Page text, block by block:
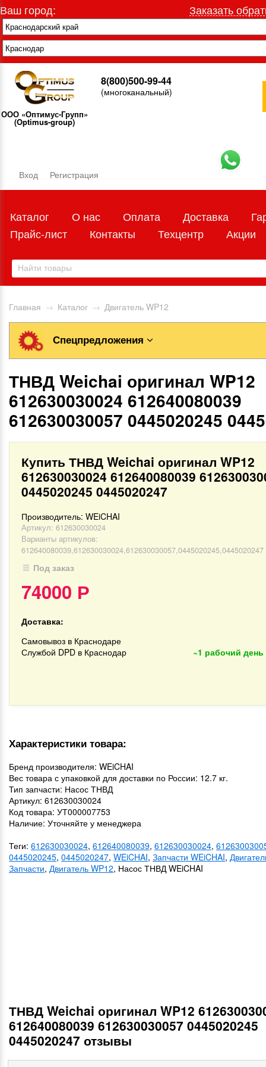
Ваш город: Заказать
ООО «Оптимус-Групп»
(Optimus-group)
8(800)500-99-44
(многоканальный)
Вход Регистрация
Каталог О нас Оплата Доставка
Прайс-лист
Контакты Техцентр Акции
Главная → Каталог → Двигатель WP12
Спецпредложения
ТНВД Weichai оригинал WP12
612630030024 612640080039
612630030057 0445020245
Купить ТНВД Weichai оригинал WP12
612630030024 612640080039
0445020245 0445020247
Производитель: WEiCHAI
Артикул: 612630030024
Варианты артикулов:
612640080039,612630030024,612630030057,0445020245,0445020247
Под заказ
74000 Р
Доставка:
Самовывоз в Краснодаре
Службой DPD в Краснодар
~1 рабочий день
Характеристики товара:
Бренд производителя: WEiCHAI
Вес товара с упаковкой для доставки по России: 12.7 кг.
Тип запчасти: Насос ТНВД
Артикул: 612630030024
Код товара: УТ000007753
Наличие: Уточняйте у менеджера
Теги: 612630030024, 612640080039, 612630030024,
0445020245, 0445020247, WEiCHAI, Запчасти WEiCHAI,
Запчасти, Двигатель WP12, Насос ТНВД WEiCHAI
ТНВД Weichai оригинал WP12
612640080039 612630030057 0445020245
0445020247 отзывы